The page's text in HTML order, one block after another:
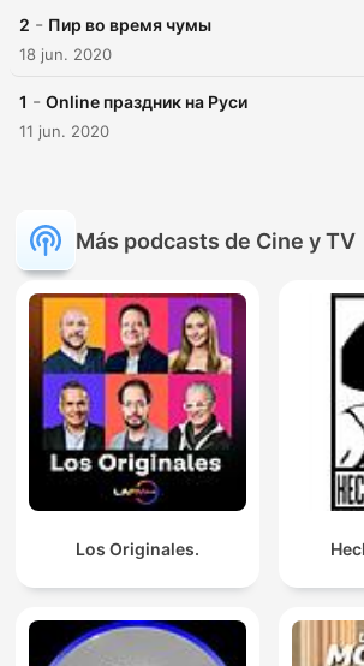
2 - Пир во время чумы
18 jun. 2020
1 - Online праздник на Руси
11 jun. 2020
Más podcasts de Cine y TV
Los Originales.